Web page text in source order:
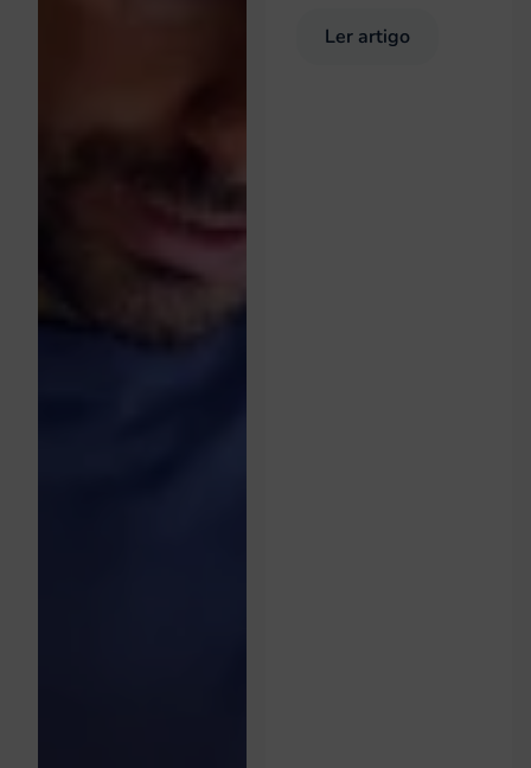
Ler artigo